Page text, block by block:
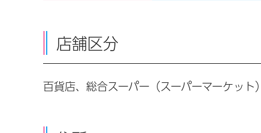
店舗区分
百貨店、総合スーパー（スーパーマーケット）